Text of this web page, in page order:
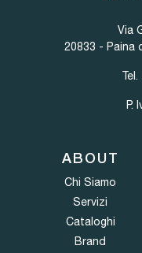
Via
20833 - Paina
Tel.
P.
ABOUT
Chi Siamo
Servizi
Cataloghi
Brand